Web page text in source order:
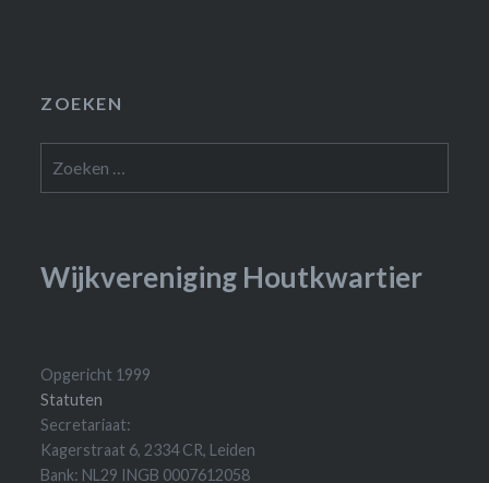
ZOEKEN
naar:
Wijkvereniging Houtkwartier
Opgericht 1999
Statuten
Secretariaat:
Kagerstraat 6, 2334 CR, Leiden
Bank: NL29 INGB 0007612058